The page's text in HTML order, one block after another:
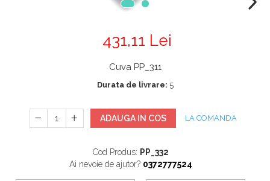
Mobilier Pentru Autolaborator
431,11 Lei
Cuva PP_311
Durata de livrare: 5
ADAUGA IN COS LA COMANDA
Cod Produs: PP_332
Ai nevoie de ajutor? 0372777524